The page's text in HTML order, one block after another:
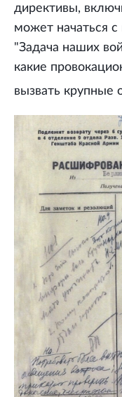
директивы,
может начаться
"Задача наших
какие
вызвать крупные